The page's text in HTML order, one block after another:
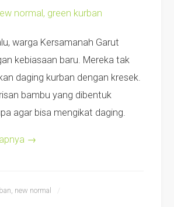
warga Kersamanah Garut
kebiasaan baru. Mereka tak
daging kurban dengan kresek.
bambu yang dibentuk
agar bisa mengikat daging.
→
new normal